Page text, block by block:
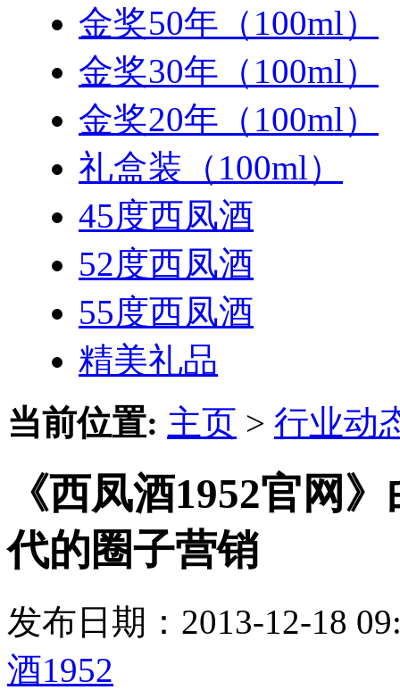
金奖50年（100ml）
金奖30年（100ml）
金奖20年（100ml）
礼盒装（100ml）
45度西凤酒
52度西凤酒
55度西凤酒
精美礼品
当前位置: 主页 > 行业动
《西凤酒1952官网
代的圈子营销
发布日期：2013-12-18
酒1952